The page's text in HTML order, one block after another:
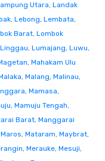
Utara, Landak
, Lebong, Lembata,
Barat, Lombok
, Lumajang, Luwu,
, Mahakam Ulu
, Malang, Malinau,
, Mamasa,
, Mamuju Tengah,
Barat, Manggarai
Maros, Mataram, Maybrat,
, Merauke, Mesuji,